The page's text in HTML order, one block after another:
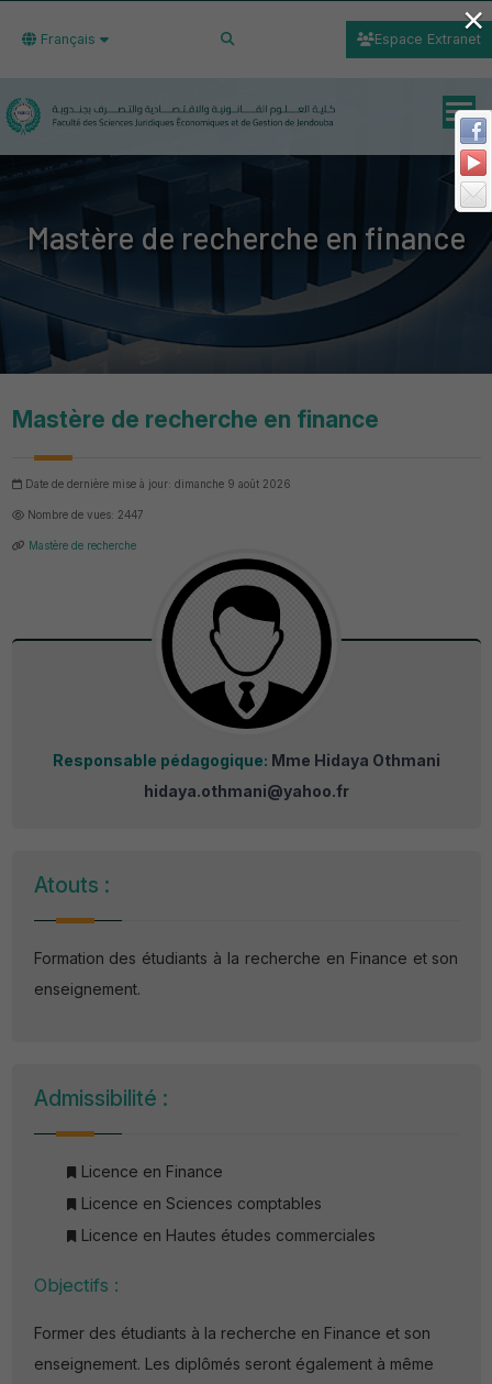
Français Espace Extranet
Mastère de recherche en finance
Mastère de recherche en finance
Date de dernière mise à jour: dimanche 9 août 2026
Nombre de vues: 2447
Mastère de recherche
Responsable pédagogique: Mme Hidaya Othmani
hidaya.othmani@yahoo.fr
Atouts :
Formation des étudiants à la recherche en Finance et son
enseignement.
Admissibilité :
Licence en Finance
Licence en Sciences comptables
Licence en Hautes études commerciales
Objectifs :
Former des étudiants à la recherche en Finance et son
enseignement. Les diplômés seront également à même
×